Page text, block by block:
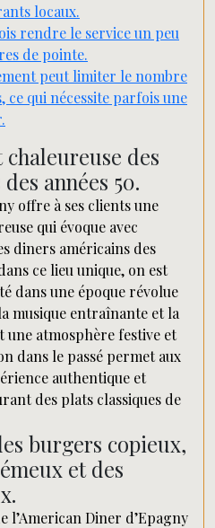
locaux.
rendre le service un peu
de pointe.
peut limiter le nombre
ce qui nécessite parfois une
des
années 50.
offre à ses clients une
qui évoque avec
diners américains des
ce lieu unique, on est
dans une époque révolue
musique entraînante et la
atmosphère festive et
dans le passé permet aux
authentique et
des plats classiques de
burgers copieux,
et des
l’American Diner d’Epagny